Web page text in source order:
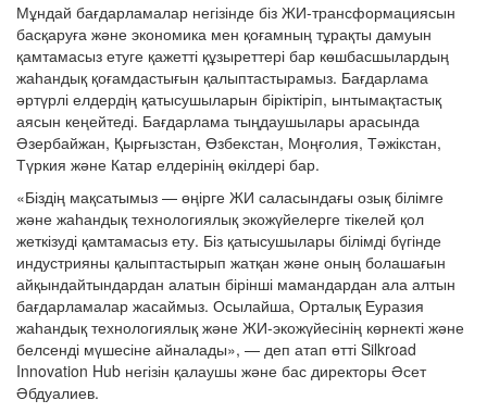
Мұндай бағдарламалар негізінде біз ЖИ-трансформациясын
басқаруға және экономика мен қоғамның тұрақты дамуын
қамтамасыз етуге қажетті құзыреттері бар көшбасшылардың
жаһандық қоғамдастығын қалыптастырамыз. Бағдарлама
әртүрлі елдердің қатысушыларын біріктіріп, ынтымақтастық
аясын кеңейтеді. Бағдарлама тыңдаушылары арасында
Әзербайжан, Қырғызстан, Өзбекстан, Моңғолия, Тәжікстан,
Түркия және Катар елдерінің өкілдері бар.
«Біздің мақсатымыз — өңірге ЖИ саласындағы озық білімге
және жаһандық технологиялық экожүйелерге тікелей қол
жеткізуді қамтамасыз ету. Біз қатысушылары білімді бүгінде
индустрияны қалыптастырып жатқан және оның болашағын
айқындайтындардан алатын бірінші мамандардан ала алтын
бағдарламалар жасаймыз. Осылайша, Орталық Еуразия
жаһандық технологиялық және ЖИ-экожүйесінің көрнекті және
белсенді мүшесіне айналады», — деп атап өтті Silkroad
Innovation Hub негізін қалаушы және бас директоры Әсет
Әбдуалиев.